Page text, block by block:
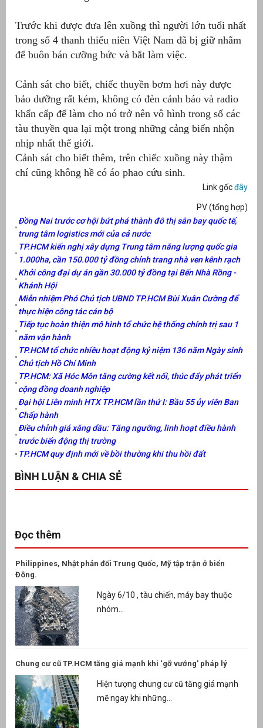
Trước khi được đưa lên xuồng thì người lớn tuổi nhất
trong số 4 thanh thiếu niên Việt Nam đã bị giữ nhằm
để buôn bán cưỡng bức và bắt làm việc.
Cảnh sát cho biết, chiếc thuyền bơm hơi này được
bảo dưỡng rất kém, không có đèn cảnh báo và radio
khẩn cấp để làm cho nó trở nên vô hình trong số các
tàu thuyền qua lại một trong những cảng biển nhộn
nhịp nhất thế giới.
Cảnh sát cho biết thêm, trên chiếc xuồng này thậm
chí cũng không hề có áo phao cứu sinh.
Link gốcđây
PV (tổng hợp)
Đồng Nai trước cơ hội bứt phá thành đô thị sân bay quốc tế,
trung tâm logistics mới của cả nước
TP.HCM kiến nghị xây dựng Trung tâm năng lượng quốc gia
1.000ha, cần 150.000 tỷ đồng chỉnh trang nhà ven kênh rạch
Khởi công đại dự án gần 30.000 tỷ đồng tại Bến Nhà Rồng -
Khánh Hội
Miễn nhiệm Phó Chủ tịch UBND TP.HCM Bùi Xuân Cường để
thực hiện công tác cán bộ
Tiếp tục hoàn thiện mô hình tổ chức hệ thống chính trị sau 1
năm vận hành
TP.HCM tổ chức nhiều hoạt động kỷ niệm 136 năm Ngày sinh
Chủ tịch Hồ Chí Minh
TP.HCM: Xã Hóc Môn tăng cường kết nối, thúc đẩy phát triển
cộng đồng doanh nghiệp
Đại hội Liên minh HTX TP.HCM lần thứ I: Bầu 55 ủy viên Ban
Chấp hành
Điều chỉnh giá xăng dầu: Tăng ngưỡng, linh hoạt điều hành
trước biến động thị trường
TP.HCM quy định mới về bồi thường khi thu hồi đất
BÌNH LUẬN & CHIA SẺ
Đọc thêm
Philippines, Nhật phản đối Trung Quốc, Mỹ tập trận ở biển
Đông.
Ngày 6/10 , tàu chiến, máy bay thuộc
nhóm...
Chung cư cũ TP.HCM tăng giá mạnh khi ‘gỡ vướng’ pháp lý
Hiện tượng chung cư cũ tăng giá mạnh
mẽ ngay khi những...